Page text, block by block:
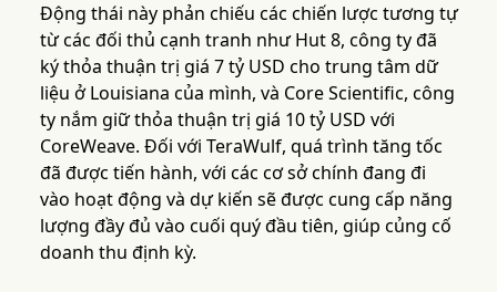
Động thái này phản chiếu các chiến lược tương tự
từ các đối thủ cạnh tranh như Hut 8, công ty đã
ký thỏa thuận trị giá 7 tỷ USD cho trung tâm dữ
liệu ở Louisiana của mình, và Core Scientific, công
ty nắm giữ thỏa thuận trị giá 10 tỷ USD với
CoreWeave. Đối với TeraWulf, quá trình tăng tốc
đã được tiến hành, với các cơ sở chính đang đi
vào hoạt động và dự kiến sẽ được cung cấp năng
lượng đầy đủ vào cuối quý đầu tiên, giúp củng cố
doanh thu định kỳ.